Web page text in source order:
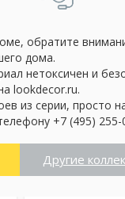
обратите
дома.
нетоксичен и
lookdecor.ru.
из серии, просто
+7 (495)
Другие